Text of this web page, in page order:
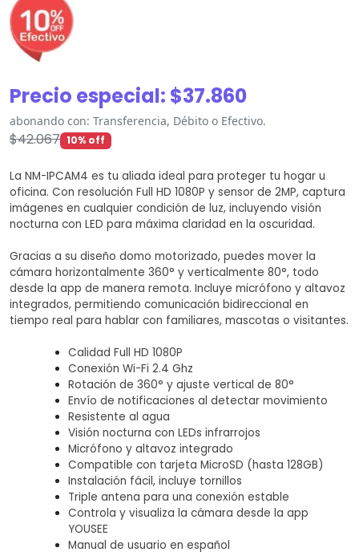
Precio especial: $37.860
abonando con: Transferencia, Débito o Efectivo.
$42.067 10% off
La NM-IPCAM4 es tu aliada ideal para proteger tu hogar u
oficina. Con resolución Full HD 1080P y sensor de 2MP, captura
imágenes en cualquier condición de luz, incluyendo visión
nocturna con LED para máxima claridad en la oscuridad.
Gracias a su diseño domo motorizado, puedes mover la
cámara horizontalmente 360° y verticalmente 80°, todo
desde la app de manera remota. Incluye micrófono y altavoz
integrados, permitiendo comunicación bidireccional en
tiempo real para hablar con familiares, mascotas o visitantes.
Calidad Full HD 1080P
Conexión Wi-Fi 2.4 Ghz
Rotación de 360° y ajuste vertical de 80°
Envío de notificaciones al detectar movimiento
Resistente al agua
Visión nocturna con LEDs infrarrojos
Micrófono y altavoz integrado
Compatible con tarjeta MicroSD (hasta 128GB)
Instalación fácil, incluye tornillos
Triple antena para una conexión estable
Controla y visualiza la cámara desde la app
YOUSEE
Manual de usuario en español